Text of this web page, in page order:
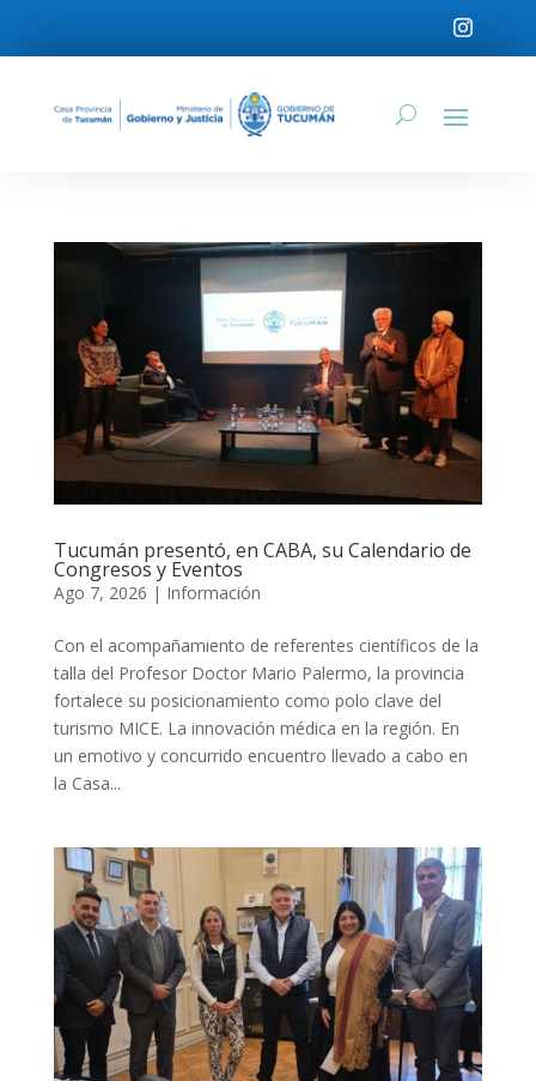
Tucumán presentó, en CABA, su Calendario de
Congresos y Eventos
Ago 7, 2026 | Información
Con el acompañamiento de referentes científicos de la
talla del Profesor Doctor Mario Palermo, la provincia
fortalece su posicionamiento como polo clave del
turismo MICE. La innovación médica en la región. En
un emotivo y concurrido encuentro llevado a cabo en
la Casa...